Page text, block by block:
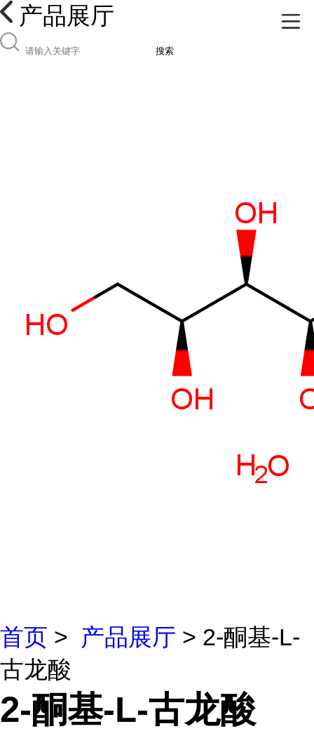
产品展厅
搜索
首页 > 产品展厅 > 2-酮基-L-
古龙酸
2-酮基-L-古龙酸